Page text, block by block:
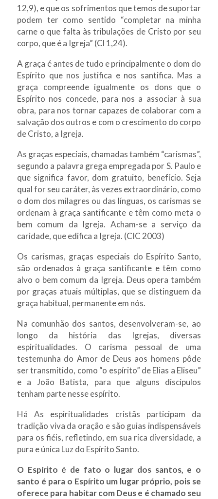
12,9), e que os sofrimentos que temos de suportar
podem ter como sentido “completar na minha
carne o que falta às tribulações de Cristo por seu
corpo, que é a Igreja” (Cl 1,24).
A graça é antes de tudo e principalmente o dom do
Espírito que nos justifica e nos santifica. Mas a
graça compreende igualmente os dons que o
Espírito nos concede, para nos a associar à sua
obra, para nos tornar capazes de colaborar com a
salvação dos outros e com o crescimento do corpo
de Cristo, a Igreja.
As graças especiais, chamadas também “carismas”,
segundo a palavra grega empregada por S. Paulo e
que significa favor, dom gratuito, benefício. Seja
qual for seu caráter, às vezes extraordinário, como
o dom dos milagres ou das línguas, os carismas se
ordenam à graça santificante e têm como meta o
bem comum da Igreja. Acham-se a serviço da
caridade, que edifica a Igreja. (CIC 2003)
Os carismas, graças especiais do Espírito Santo,
são ordenados à graça santificante e têm como
alvo o bem comum da Igreja. Deus opera também
por graças atuais múltiplas, que se distinguem da
graça habitual, permanente em nós.
Na comunhão dos santos, desenvolveram-se, ao
longo da história das Igrejas, diversas
espiritualidades. O carisma pessoal de uma
testemunha do Amor de Deus aos homens pôde
ser transmitido, como “o espírito” de Elias a Eliseu”
e a João Batista, para que alguns discípulos
tenham parte nesse espírito.
Há As espiritualidades cristãs participam da
tradição viva da oração e são guias indispensáveis
para os fiéis, refletindo, em sua rica diversidade, a
pura e única Luz do Espírito Santo.
O Espírito é de fato o lugar dos santos, e o
santo é para o Espírito um lugar próprio, pois se
oferece para habitar com Deus e é chamado seu